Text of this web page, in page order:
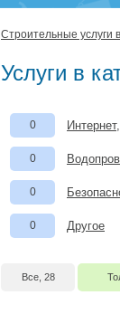
Строительные услуги
Услуги в
0
0
0
0 Другое
Все, 28